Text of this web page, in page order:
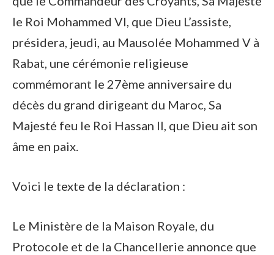
le Roi Mohammed VI, que Dieu L’assiste,
présidera, jeudi, au Mausolée Mohammed V à
Rabat, une cérémonie religieuse
commémorant le 27ème anniversaire du
décès du grand dirigeant du Maroc, Sa
Majesté feu le Roi Hassan II, que Dieu ait son
âme en paix.
Voici le texte de la déclaration :
Le Ministère de la Maison Royale, du
Protocole et de la Chancellerie annonce que